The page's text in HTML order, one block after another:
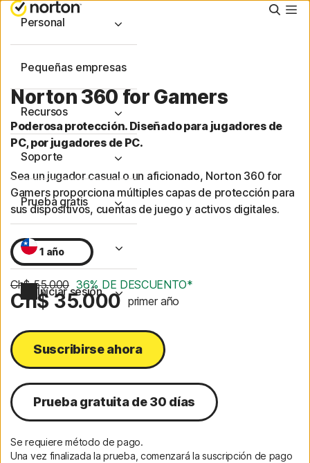
Personal
Pequeñas empresas
Recursos
Soporte
Prueba gratis
Iniciar sesión
Norton 360 for Gamers
Poderosa protección. Diseñado para jugadores de
PC, por jugadores de PC.
Sea un jugador casual o un aficionado, Norton 360 for
Gamers proporciona múltiples capas de protección para
sus dispositivos, cuentas de juego y activos digitales.
1 año
Ch$ 55.000 36% DE DESCUENTO*
Ch$ 35.000 primer año
Suscribirse ahora
Prueba gratuita de 30 días
Se requiere método de pago.
Una vez finalizada la prueba, comenzará la suscripción de pago